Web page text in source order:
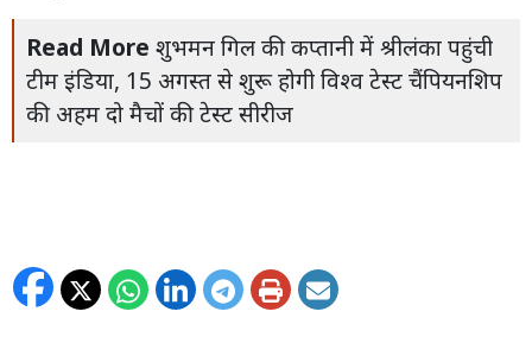
Read More शुभमन गिल की कप्तानी में श्रीलंका पहुंची
टीम इंडिया, 15 अगस्त से शुरू होगी विश्व टेस्ट चैंपियनशिप
की अहम दो मैचों की टेस्ट सीरीज